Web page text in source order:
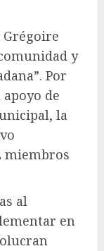
y
Por
de
la
miembros
al
en